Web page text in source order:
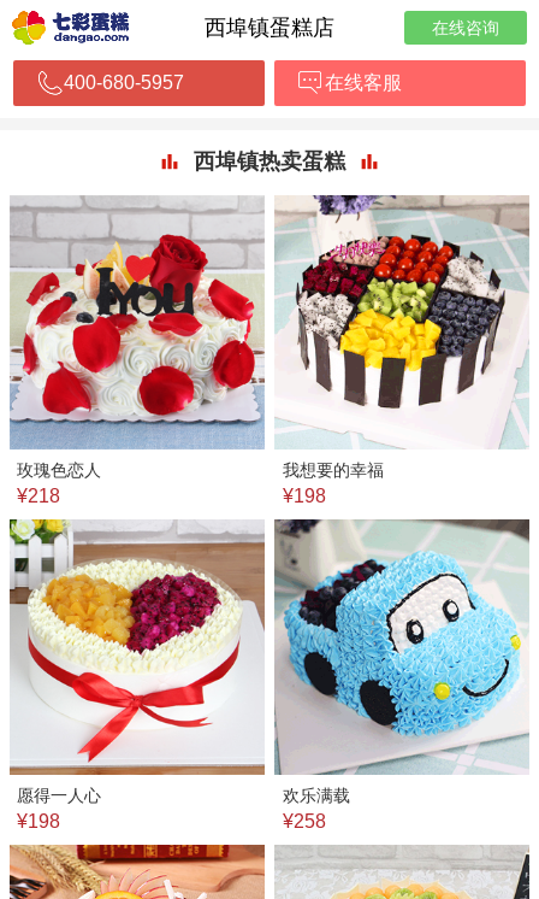
西埠镇蛋糕店 在线咨询
400-680-5957 在线客服
西埠镇热卖蛋糕
玫瑰色恋人
¥218
我想要的幸福
¥198
愿得一人心
¥198
欢乐满载
¥258